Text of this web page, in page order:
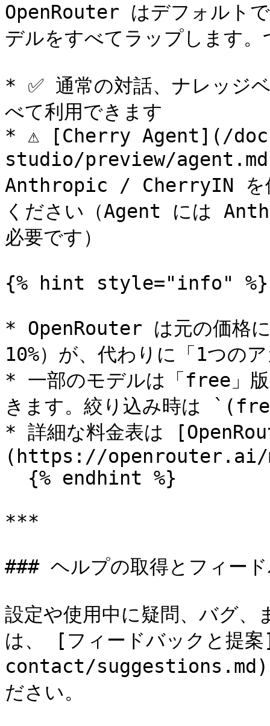
OpenRouter はデフォルト
デルをすべてラップします。
* ✅ 通常の対話、ナレッジ
べて利用できます
* ⚠️ [Cherry Agent](/
studio/preview/
Anthropic / CherryIN を
ください（Agent には
必要です）
{% hint style="info" %}
* OpenRouter は元の価格
10%）が、代わりに「1つの
* 一部のモデルは「free」版
きます。絞り込み時は
* 詳細な料金表は
(https://openrouter.ai/
***
### ヘルプの取得とフィー
設定や使用中に疑問、バグ、
は、 [フィードバックと
contact/suggestions.md)
ださい。